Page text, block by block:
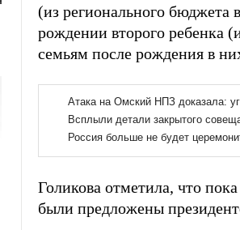
(из регионального бюджета
рождении второго ребенка
семьям после рождения в
Голикова отметила, что
были предложены